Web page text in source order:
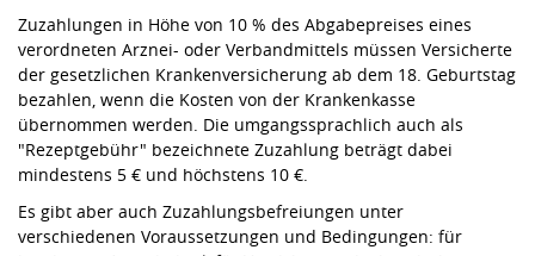
Zuzahlungen in Höhe von 10 % des Abgabepreises eines
verordneten Arznei- oder Verbandmittels müssen Versicherte
der gesetzlichen Krankenversicherung ab dem 18. Geburtstag
bezahlen, wenn die Kosten von der Krankenkasse
übernommen werden. Die umgangssprachlich auch als
"Rezeptgebühr" bezeichnete Zuzahlung beträgt dabei
mindestens 5 € und höchstens 10 €.
Es gibt aber auch Zuzahlungsbefreiungen unter
verschiedenen Voraussetzungen und Bedingungen: für